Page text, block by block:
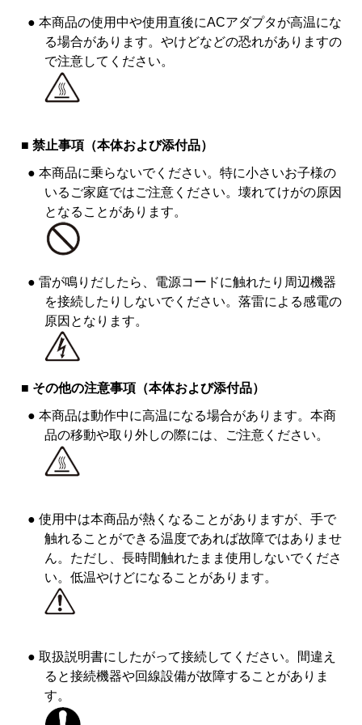
● 本商品の使用中や使用直後にACアダプタが高温にな
る場合があります。やけどなどの恐れがありますの
で注意してください。
■ 禁止事項（本体および添付品）
● 本商品に乗らないでください。特に小さいお子様の
いるご家庭ではご注意ください。壊れてけがの原因
となることがあります。
● 雷が鳴りだしたら、電源コードに触れたり周辺機器
を接続したりしないでください。落雷による感電の
原因となります。
■ その他の注意事項（本体および添付品）
● 本商品は動作中に高温になる場合があります。本商
品の移動や取り外しの際には、ご注意ください。
● 使用中は本商品が熱くなることがありますが、手で
触れることができる温度であれば故障ではありませ
ん。ただし、長時間触れたまま使用しないでくださ
い。低温やけどになることがあります。
● 取扱説明書にしたがって接続してください。間違え
ると接続機器や回線設備が故障することがありま
す。